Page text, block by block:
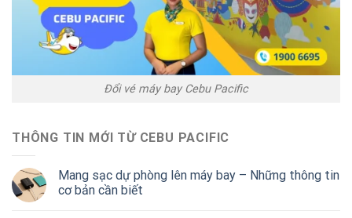
Đổi vé máy bay Cebu Pacific
THÔNG TIN MỚI TỪ CEBU PACIFIC
Mang sạc dự phòng lên máy bay – Những thông tin
cơ bản cần biết